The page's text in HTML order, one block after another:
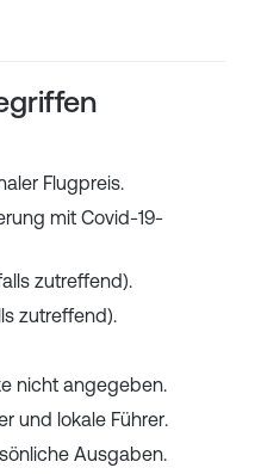
Flugpreis.
mit Covid-19-
zutreffend).
zutreffend).
nicht angegeben.
und lokale Führer.
Ausgaben.